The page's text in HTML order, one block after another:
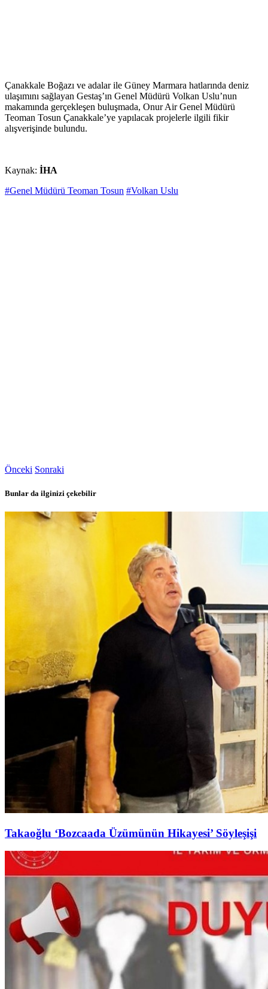
Çanakkale Boğazı ve adalar ile Güney Marmara hatlarında deniz
ulaşımını sağlayan Gestaş’ın Genel Müdürü Volkan Uslu’nun
makamında gerçekleşen buluşmada, Onur Air Genel Müdürü
Teoman Tosun Çanakkale’ye yapılacak projelerle ilgili fikir
alışverişinde bulundu.
Kaynak: İHA
#Genel Müdürü Teoman Tosun #Volkan Uslu
Önceki Sonraki
Bunlar da ilginizi çekebilir
Takaoğlu ‘Bozcaada Üzümünün Hikayesi’ Söyleşişi